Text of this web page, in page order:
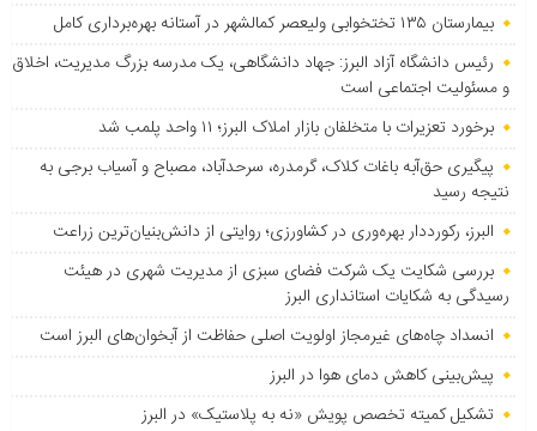
بیمارستان ۱۳۵ تختخوابی ولیعصر کمالشهر در آستانه بهره‌برداری کامل
رئیس دانشگاه آزاد البرز: جهاد دانشگاهی، یک مدرسه بزرگ مدیریت، اخلاق
و مسئولیت اجتماعی است
برخورد تعزیرات با متخلفان بازار املاک البرز؛ ۱۱ واحد پلمب شد
پیگیری حق‌آبه باغات کلاک، گرمدره، سرحدآباد، مصباح و آسیاب برجی به
نتیجه رسید
البرز، رکورددار بهره‌وری در کشاورزی؛ روایتی از دانش‌بنیان‌ترین زراعت
بررسی شکایت یک شرکت فضای سبزی از مدیریت شهری در هیئت
رسیدگی به شکایات استانداری البرز
انسداد چاه‌های غیرمجاز اولویت اصلی حفاظت از آبخوان‌های البرز است
پیش‌بینی کاهش دمای هوا در البرز
تشکیل کمیته تخصص پویش «نه به پلاستیک» در البرز